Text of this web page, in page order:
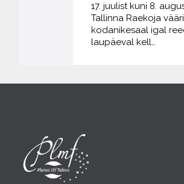
17. juulist kuni 8.
Tallinna Raekoja
kodanikesaal igal
laupäeval kell…